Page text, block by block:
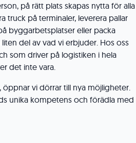
på rätt plats skapas nytta för alla
truck på terminaler, leverera pallar
byggarbetsplatser eller packa
del av vad vi erbjuder. Hos oss
som driver på logistiken i hela
det inte vara.
vi dörrar till nya möjligheter.
unika kompetens och förädla med